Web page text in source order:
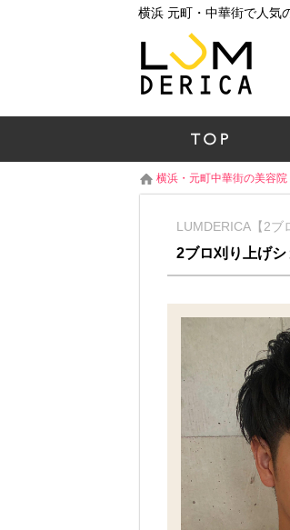
横浜・元町中華街の美容院
LUMDERICA【2ブ
2ブロ刈り上げシ